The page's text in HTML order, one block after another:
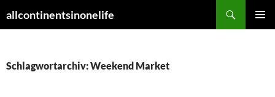
Inhalt
allcontinentsinonelife
Schlagwortarchiv: Weekend Market